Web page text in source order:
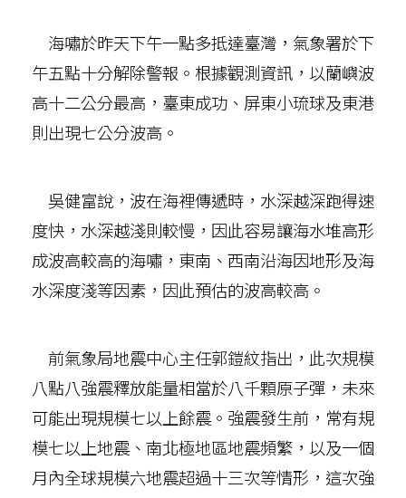
海嘯於昨天下午一點多抵達臺灣，氣象署於下
午五點十分解除警報。根據觀測資訊，以蘭嶼波
高十二公分最高，臺東成功、屏東小琉球及東港
則出現七公分波高。
吳健富說，波在海裡傳遞時，水深越深跑得速
度快，水深越淺則較慢，因此容易讓海水堆高形
成波高較高的海嘯，東南、西南沿海因地形及海
水深度淺等因素，因此預估的波高較高。
前氣象局地震中心主任郭鎧紋指出，此次規模
八點八強震釋放能量相當於八千顆原子彈，未來
可能出現規模七以上餘震。強震發生前，常有規
模七以上地震、南北極地區地震頻繁，以及一個
月內全球規模六地震超過十三次等情形，這次強